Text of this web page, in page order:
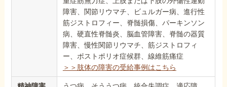
障害、関節リウマチ、ビュルガー病、進行性
筋ジストロフィー、脊髄損傷、パーキンソン
病、硬直性脊髄炎、脳血管障害、脊髄の器質
障害、慢性関節リウマチ、筋ジストロフィ
ー、ポストポリオ症候群、線維筋痛症
＞＞肢体の障害の受給事例はこちら